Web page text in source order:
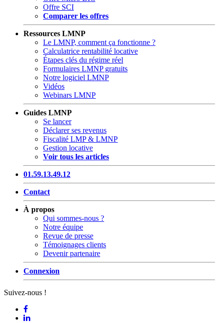
Offre SCI
Comparer les offres
Ressources LMNP
Le LMNP, comment ça fonctionne ?
Calculatrice rentabilité locative
Étapes clés du régime réel
Formulaires LMNP gratuits
Notre logiciel LMNP
Vidéos
Webinars LMNP
Guides LMNP
Se lancer
Déclarer ses revenus
Fiscalité LMP & LMNP
Gestion locative
Voir tous les articles
01.59.13.49.12
Contact
À propos
Qui sommes-nous ?
Notre équipe
Revue de presse
Témoignages clients
Devenir partenaire
Connexion
Suivez-nous !